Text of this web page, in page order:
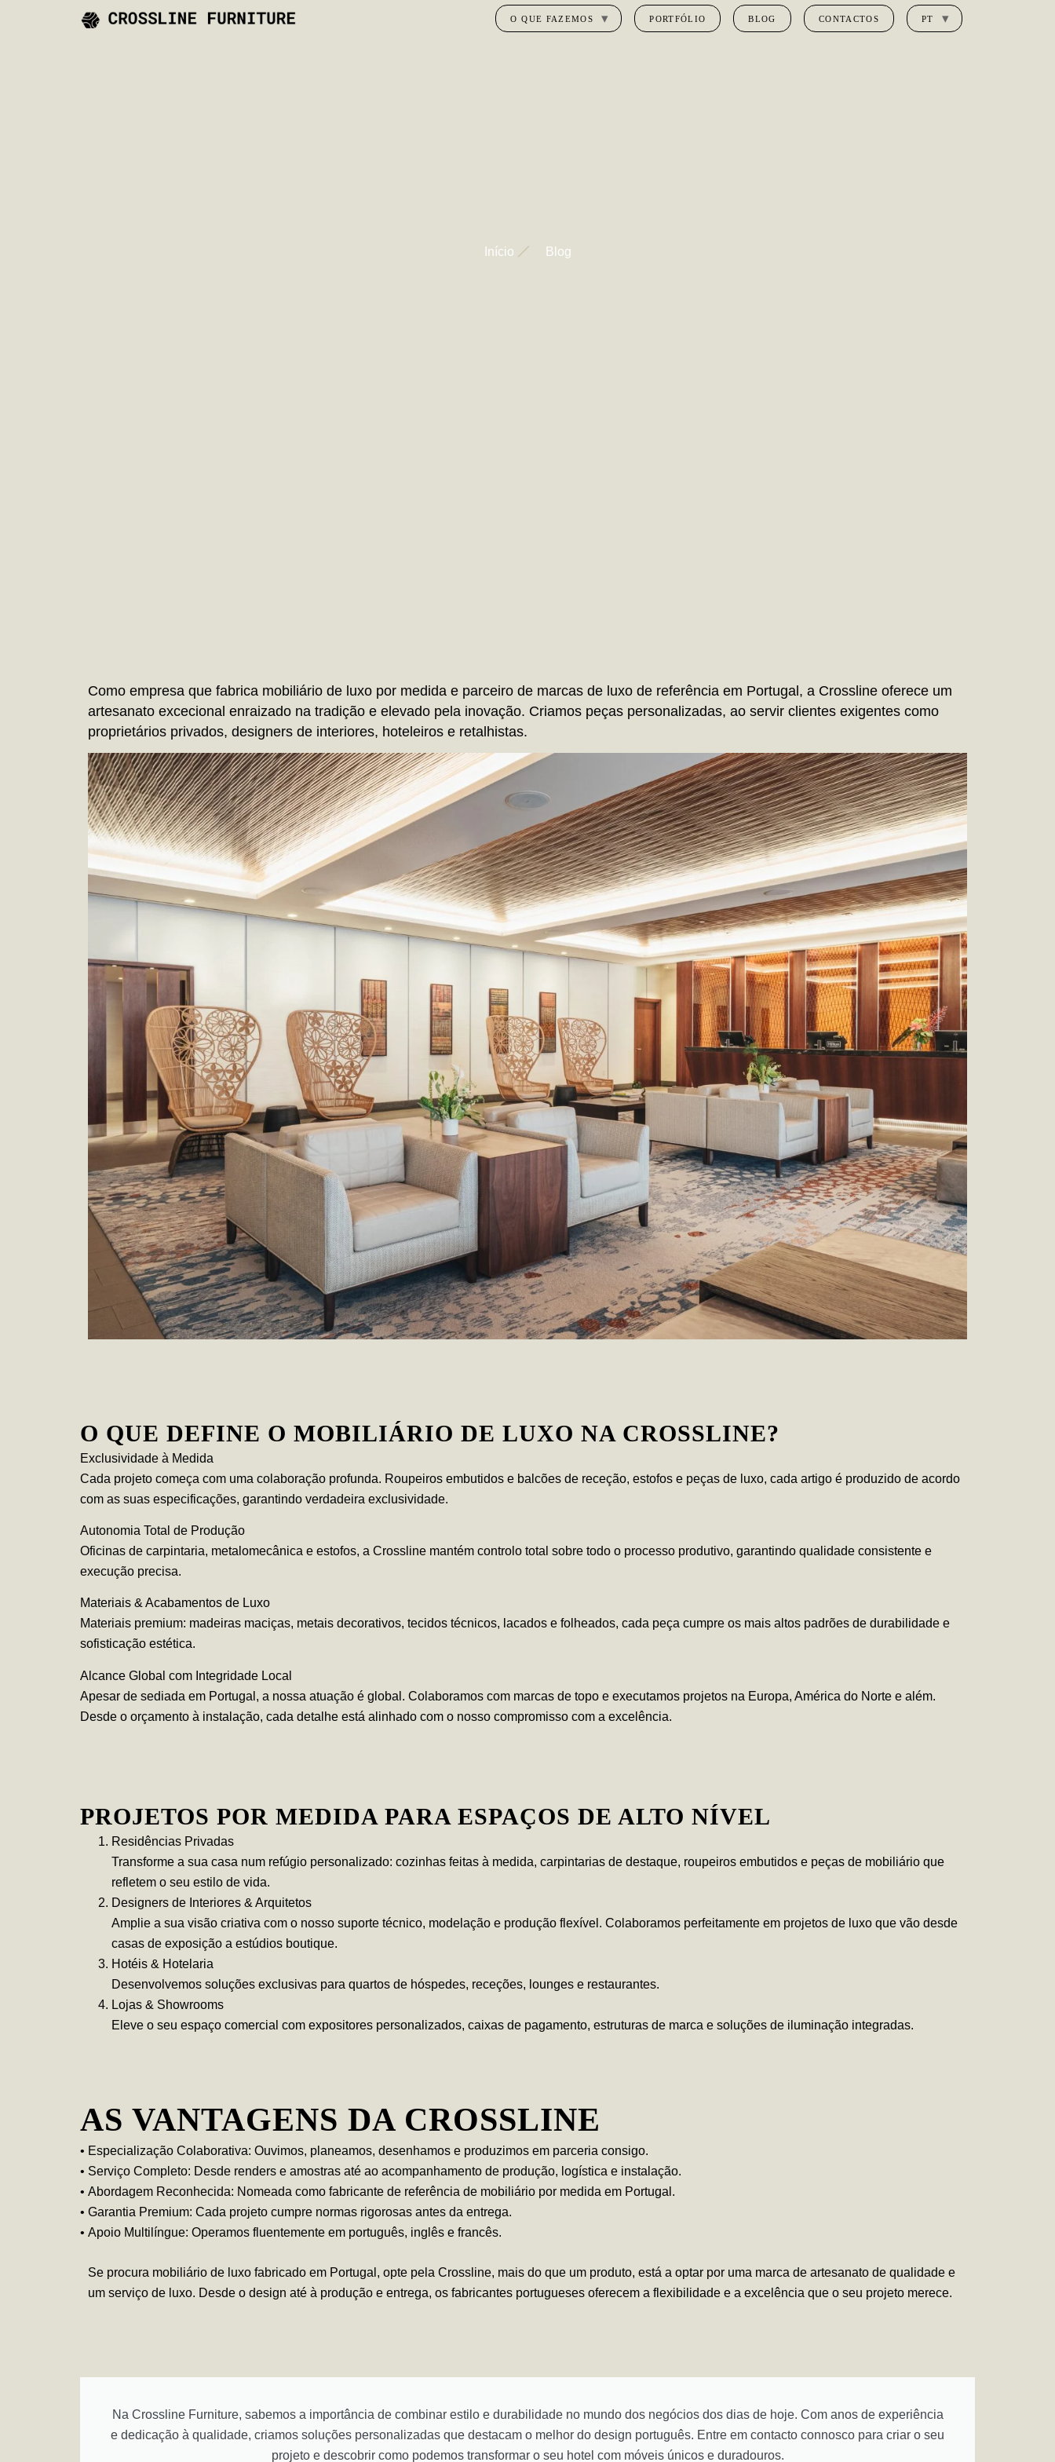
O QUE FAZEMOS PORTFÓLIO BLOG CONTACTOS PT
Início Blog
Como empresa que fabrica mobiliário de luxo por medida e parceiro de marcas de luxo de referência em Portugal, a Crossline oferece um
artesanato excecional enraizado na tradição e elevado pela inovação. Criamos peças personalizadas, ao servir clientes exigentes como
proprietários privados, designers de interiores, hoteleiros e retalhistas.
O QUE DEFINE O MOBILIÁRIO DE LUXO NA CROSSLINE?
Exclusividade à Medida
Cada projeto começa com uma colaboração profunda. Roupeiros embutidos e balcões de receção, estofos e peças de luxo, cada artigo é produzido de acordo
com as suas especificações, garantindo verdadeira exclusividade.
Autonomia Total de Produção
Oficinas de carpintaria, metalomecânica e estofos, a Crossline mantém controlo total sobre todo o processo produtivo, garantindo qualidade consistente e
execução precisa.
Materiais & Acabamentos de Luxo
Materiais premium: madeiras maciças, metais decorativos, tecidos técnicos, lacados e folheados, cada peça cumpre os mais altos padrões de durabilidade e
sofisticação estética.
Alcance Global com Integridade Local
Apesar de sediada em Portugal, a nossa atuação é global. Colaboramos com marcas de topo e executamos projetos na Europa, América do Norte e além.
Desde o orçamento à instalação, cada detalhe está alinhado com o nosso compromisso com a excelência.
PROJETOS POR MEDIDA PARA ESPAÇOS DE ALTO NÍVEL
Residências Privadas
Transforme a sua casa num refúgio personalizado: cozinhas feitas à medida, carpintarias de destaque, roupeiros embutidos e peças de mobiliário que
refletem o seu estilo de vida.
Designers de Interiores & Arquitetos
Amplie a sua visão criativa com o nosso suporte técnico, modelação e produção flexível. Colaboramos perfeitamente em projetos de luxo que vão desde
casas de exposição a estúdios boutique.
Hotéis & Hotelaria
Desenvolvemos soluções exclusivas para quartos de hóspedes, receções, lounges e restaurantes.
Lojas & Showrooms
Eleve o seu espaço comercial com expositores personalizados, caixas de pagamento, estruturas de marca e soluções de iluminação integradas.
AS VANTAGENS DA CROSSLINE
• Especialização Colaborativa: Ouvimos, planeamos, desenhamos e produzimos em parceria consigo.
• Serviço Completo: Desde renders e amostras até ao acompanhamento de produção, logística e instalação.
• Abordagem Reconhecida: Nomeada como fabricante de referência de mobiliário por medida em Portugal.
• Garantia Premium: Cada projeto cumpre normas rigorosas antes da entrega.
• Apoio Multilíngue: Operamos fluentemente em português, inglês e francês.
Se procura mobiliário de luxo fabricado em Portugal, opte pela Crossline, mais do que um produto, está a optar por uma marca de artesanato de qualidade e
um serviço de luxo. Desde o design até à produção e entrega, os fabricantes portugueses oferecem a flexibilidade e a excelência que o seu projeto merece.
Na Crossline Furniture, sabemos a importância de combinar estilo e durabilidade no mundo dos negócios dos dias de hoje. Com anos de experiência
e dedicação à qualidade, criamos soluções personalizadas que destacam o melhor do design português. Entre em contacto connosco para criar o seu
projeto e descobrir como podemos transformar o seu hotel com móveis únicos e duradouros.